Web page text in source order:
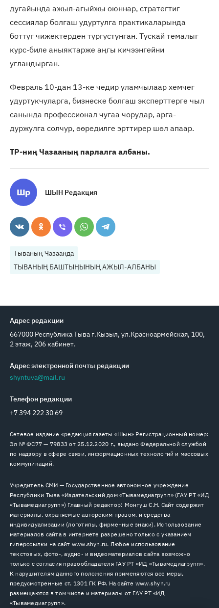
дугайында ажыл-агыйжы оюннар, стратегтиг
сессиялар болгаш удуртулга практикаларында
боттуг чижектерден тургустунган. Тускай темалыг
курс-биле аныяктарже аңгы кичээнгейни
угландырган.
Февраль 10-дан 13-ке чедир уламчылаар хемчег
удуртукчуларга, бизнеске болгаш эксперттерге чыл
санында профессионал чугаа чорудар, арга-
дуржулга солчур, өөредилге эрттирер шөл апаар.
ТР-ниң Чазааның парлалга албаны.
ШЫН Редакция
Тываның Чазаанда
ТЫВАНЫҢ БАШТЫҢЫНЫҢ АЖЫЛ-АЛБАНЫ
Адрес редакции
667000 Республика Тыва г.Кызыл, ул.Красноармейская, 100,
2 этаж, 206 кабинет.
Адрес электронной почты редакции
shyntuva@mail.ru
Телефон редакции
+7 394 222 30 69
Сетевое издание «редакция газеты «Шын» Регистрационный номер:
Эл № ФС77 — 79833 от 25.12.2020 г., выдано Федеральной службой
по надзору в сфере связи, информационных технологий и массовых
коммуникаций.
Учредитель СМИ — Государственное автономное учреждение
Республики Тыва «Издательский дом «Тывамедиагрупп» (ГАУ РТ «ИД
«Тывамедиагрупп») Главный редактор: Монгуш С.Н. Сайт содержит
материалы, охраняемые авторским правом, и средства
индивидуализации (логотипы, фирменные знаки). Использование
материалов сайта в интернете разрешено только с указанием
гиперссылки на сайт www.shyn.ru. Любое использование
текстовых, фото-, аудио- и видеоматериалов сайта возможно
только с согласия правообладателя ГАУ РТ «ИД «Тывамедиагрупп».
К нарушителям данного положения применяются все меры,
предусмотренные ст. 1301 ГК РФ. На сайте www.shyn.ru
размещаются в том числе и материалы от ГАУ РТ «ИД
«Тывамедиагрупп».